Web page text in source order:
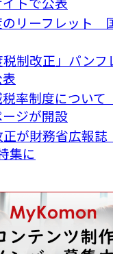
リーフレット
税制改正」パン
税率制度につい
ージが開設
が財務省広報誌
集に